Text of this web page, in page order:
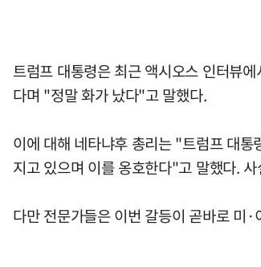
트럼프 대통령은 최근 액시오스 인터뷰
다며 "정말 화가 났다"고 말했다.
이에 대해 네타냐후 총리는 "트럼프 대
지고 있으며 이를 옹호한다"고 말했다.
다만 전문가들은 이번 갈등이 곧바로 미